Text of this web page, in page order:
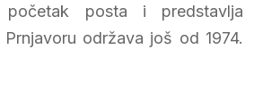
početak posta i predstavlja
održava još od 1974.